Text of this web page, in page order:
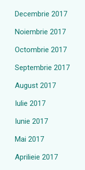
Decembrie 2017
Noiembrie 2017
Octombrie 2017
Septembrie 2017
August 2017
Iulie 2017
Iunie 2017
Mai 2017
Aprilieie 2017